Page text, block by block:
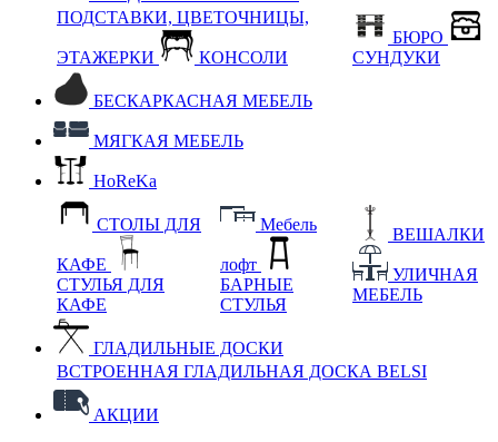
ПОДСТАВКИ, ЦВЕТОЧНИЦЫ,
ЭТАЖЕРКИ КОНСОЛИ
БЮРО
СУНДУКИ
БЕСКАРКАСНАЯ МЕБЕЛЬ
МЯГКАЯ МЕБЕЛЬ
HoReKa
СТОЛЫ ДЛЯ
КАФЕ
СТУЛЬЯ ДЛЯ
КАФЕ
Мебель
лофт
БАРНЫЕ
СТУЛЬЯ
ВЕШАЛКИ
УЛИЧНАЯ
МЕБЕЛЬ
ГЛАДИЛЬНЫЕ ДОСКИ
ВСТРОЕННАЯ ГЛАДИЛЬНАЯ ДОСКА BELSI
АКЦИИ